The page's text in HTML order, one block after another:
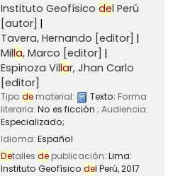
Instituto Geofísico del Perú
[autor]
Tavera, Hernando [editor]
Milla, Marco [editor]
Espinoza Villar, Jhan Carlo
[editor]
Tipo dematerial: Texto; Forma
literaria: No es ficción ; Audiencia:
Especializado;
Idioma: Español
Detalles depublicación: Lima:
Instituto Geofísico del Perú,2017